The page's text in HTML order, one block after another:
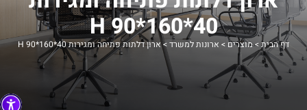
40*160*90 H
דף הבית>מוצרים > ארונות למשרד>ארון דלתות פתיחה ומגירות 40*160*90 H